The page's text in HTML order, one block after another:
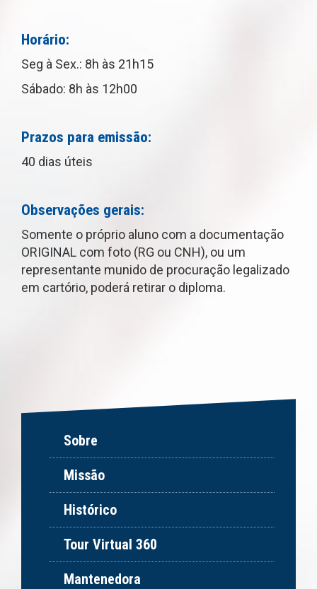
Horário:
Seg à Sex.: 8h às 21h15
Sábado: 8h às 12h00
Prazos para emissão:
40 dias úteis
Observações gerais:
Somente o próprio aluno com a documentação
ORIGINAL com foto (RG ou CNH), ou um
representante munido de procuração legalizado
em cartório, poderá retirar o diploma.
Sobre
Missão
Histórico
Tour Virtual 360
Mantenedora